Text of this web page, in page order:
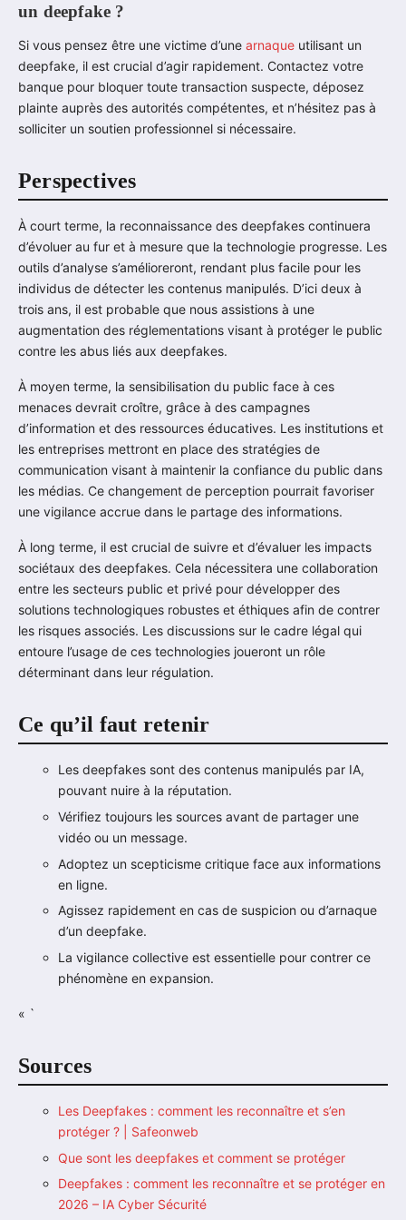
un deepfake ?
Si vous pensez être une victime d’une arnaque utilisant un
deepfake, il est crucial d’agir rapidement. Contactez votre
banque pour bloquer toute transaction suspecte, déposez
plainte auprès des autorités compétentes, et n’hésitez pas à
solliciter un soutien professionnel si nécessaire.
Perspectives
À court terme, la reconnaissance des deepfakes continuera
d’évoluer au fur et à mesure que la technologie progresse. Les
outils d’analyse s’amélioreront, rendant plus facile pour les
individus de détecter les contenus manipulés. D’ici deux à
trois ans, il est probable que nous assistions à une
augmentation des réglementations visant à protéger le public
contre les abus liés aux deepfakes.
À moyen terme, la sensibilisation du public face à ces
menaces devrait croître, grâce à des campagnes
d’information et des ressources éducatives. Les institutions et
les entreprises mettront en place des stratégies de
communication visant à maintenir la confiance du public dans
les médias. Ce changement de perception pourrait favoriser
une vigilance accrue dans le partage des informations.
À long terme, il est crucial de suivre et d’évaluer les impacts
sociétaux des deepfakes. Cela nécessitera une collaboration
entre les secteurs public et privé pour développer des
solutions technologiques robustes et éthiques afin de contrer
les risques associés. Les discussions sur le cadre légal qui
entoure l’usage de ces technologies joueront un rôle
déterminant dans leur régulation.
Ce qu’il faut retenir
Les deepfakes sont des contenus manipulés par IA,
pouvant nuire à la réputation.
Vérifiez toujours les sources avant de partager une
vidéo ou un message.
Adoptez un scepticisme critique face aux informations
en ligne.
Agissez rapidement en cas de suspicion ou d’arnaque
d’un deepfake.
La vigilance collective est essentielle pour contrer ce
phénomène en expansion.
« `
Sources
Les Deepfakes : comment les reconnaître et s’en
protéger ? | Safeonweb
Que sont les deepfakes et comment se protéger
Deepfakes : comment les reconnaître et se protéger en
2026 – IA Cyber Sécurité